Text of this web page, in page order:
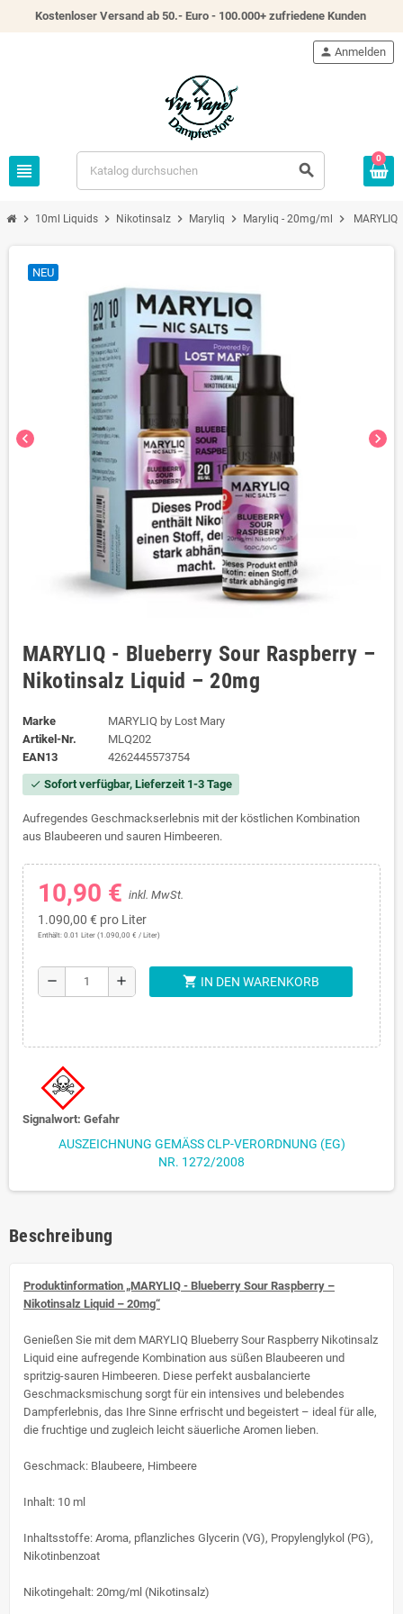
Kostenloser Versand ab 50.- Euro - 100.000+ zufriedene Kunden
view_headline search
person Anmelden
0
chevron_right 10ml Liquids chevron_right Nikotinsalz chevron_right Maryliq chevron_right Maryliq - 20mg/ml chevron_right
chevron_left chevron_right
NEU
MARYLIQ - Blueberry Sour Raspberry –
Nikotinsalz Liquid – 20mg
Marke
MARYLIQ by Lost Mary
Artikel-Nr.
MLQ202
EAN13
4262445573754
check Sofort verfügbar, Lieferzeit 1-3 Tage
Aufregendes Geschmackserlebnis mit der köstlichen Kombination
aus Blaubeeren und sauren Himbeeren.
10,90 € inkl. MwSt.
1.090,00 € pro Liter
Enthält: 0.01 Liter (1.090,00 € / Liter)
remove add shopping_cart IN DEN WARENKORB
Signalwort: Gefahr
AUSZEICHNUNG GEMÄSS CLP-VERORDNUNG (EG) N
R. 1272/2008
Beschreibung
Produktinformation „MARYLIQ - Blueberry Sour Raspberry –
Nikotinsalz Liquid – 20mg“
Genießen Sie mit dem MARYLIQ Blueberry Sour Raspberry Nikotinsalz
Liquid eine aufregende Kombination aus süßen Blaubeeren und
spritzig-sauren Himbeeren. Diese perfekt ausbalancierte
Geschmacksmischung sorgt für ein intensives und belebendes
Dampferlebnis, das Ihre Sinne erfrischt und begeistert – ideal für alle,
die fruchtige und zugleich leicht säuerliche Aromen lieben.
Geschmack: Blaubeere, Himbeere
Inhalt: 10 ml
Inhaltsstoffe: Aroma, pflanzliches Glycerin (VG), Propylenglykol (PG),
Nikotinbenzoat
Nikotingehalt: 20mg/ml (Nikotinsalz)